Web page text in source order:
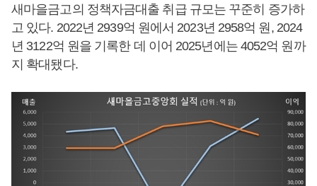
새마을금고의 정책자금대출 취급 규모는 꾸준히 증가하
고 있다. 2022년 2939억 원에서 2023년 2958억 원, 2024
년 3122억 원을 기록한 데 이어 2025년에는 4052억 원까
지 확대됐다.